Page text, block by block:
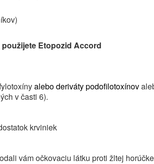
Etopozid Accord
alebo deriváty podofilotoxínov
v časti 6).
krviniek
vám očkovaciu látku proti žltej